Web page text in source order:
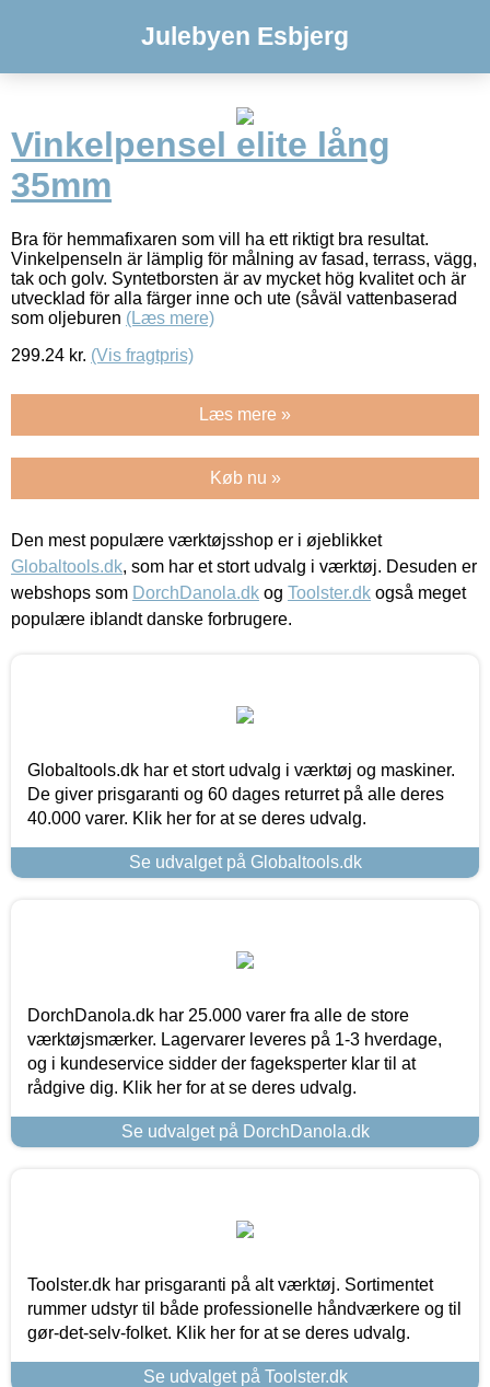
Julebyen Esbjerg
Vinkelpensel elite lång
35mm
Bra för hemmafixaren som vill ha ett riktigt bra resultat.
Vinkelpenseln är lämplig för målning av fasad, terrass, vägg,
tak och golv. Syntetborsten är av mycket hög kvalitet och är
utvecklad för alla färger inne och ute (såväl vattenbaserad
som oljeburen (Læs mere)
299.24 kr. (Vis fragtpris)
Læs mere »
Køb nu »
Den mest populære værktøjsshop er i øjeblikket
Globaltools.dk, som har et stort udvalg i værktøj. Desuden er
webshops som DorchDanola.dk og Toolster.dk også meget
populære iblandt danske forbrugere.
Globaltools.dk har et stort udvalg i værktøj og maskiner.
De giver prisgaranti og 60 dages returret på alle deres
40.000 varer. Klik her for at se deres udvalg.
Se udvalget på Globaltools.dk
DorchDanola.dk har 25.000 varer fra alle de store
værktøjsmærker. Lagervarer leveres på 1-3 hverdage,
og i kundeservice sidder der fageksperter klar til at
rådgive dig. Klik her for at se deres udvalg.
Se udvalget på DorchDanola.dk
Toolster.dk har prisgaranti på alt værktøj. Sortimentet
rummer udstyr til både professionelle håndværkere og til
gør-det-selv-folket. Klik her for at se deres udvalg.
Se udvalget på Toolster.dk